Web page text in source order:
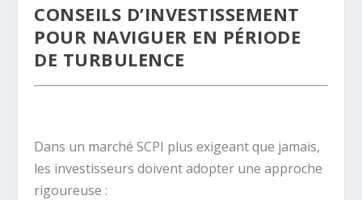
CONSEILS D’INVESTISSEMENT
POUR NAVIGUER EN PÉRIODE
DE TURBULENCE
Dans un marché SCPI plus exigeant que jamais,
les investisseurs doivent adopter une approche
rigoureuse :